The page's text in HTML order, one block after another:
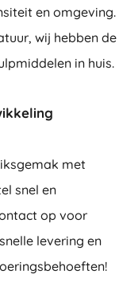
en omgeving.
wij hebben de
in huis.
met
snel en
op voor
levering en